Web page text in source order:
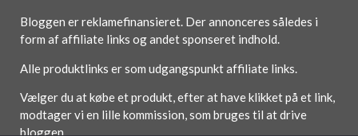
Bloggen er reklamefinansieret. Der annonceres således i
form af affiliate links og andet sponseret indhold.
Alle produktlinks er som udgangspunkt affiliate links.
Vælger du at købe et produkt, efter at have klikket på et link,
modtager vi en lille kommission, som bruges til at drive
bloggen.